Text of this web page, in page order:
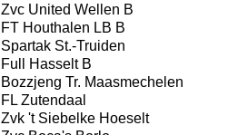
Zvc United Wellen B
FT Houthalen LB B
Spartak St.-Truiden
Full Hasselt B
Bozzjeng Tr. Maasmechelen
FL Zutendaal
Zvk 't Siebelke Hoeselt